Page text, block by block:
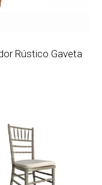
Rústico Gaveta